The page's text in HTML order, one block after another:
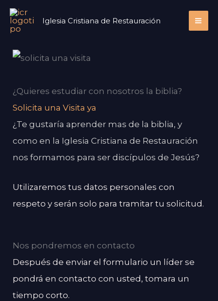
Iglesia Cristiana de Restauración
¿Quieres estudiar con nosotros la biblia?
Solicita una Visita ya
¿Te gustaría aprender mas de la biblia, y
como en la Iglesia Cristiana de Restauración
nos formamos para ser discípulos de Jesús?
Utilizaremos tus datos personales con
respeto y serán solo para tramitar tu solicitud.
Nos pondremos en contacto
Después de enviar el formulario un líder se
pondrá en contacto con usted, tomara un
tiempo corto.